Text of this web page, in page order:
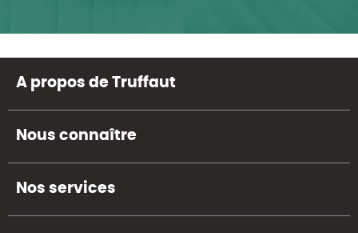
A propos de Truffaut
Nous connaître
Nos services